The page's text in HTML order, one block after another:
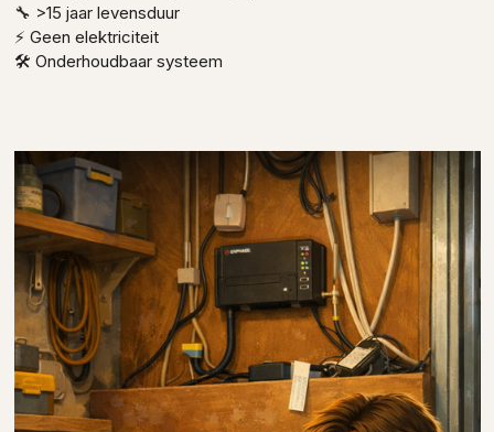
🔧 >15 jaar levensduur
⚡ Geen elektriciteit
🛠 Onderhoudbaar systeem